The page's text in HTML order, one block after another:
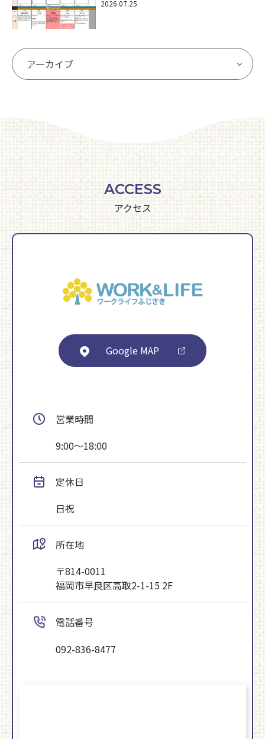
2026.07.25
ACCESS
アクセス
Google MAP
営業時間
9:00～18:00
定休日
日祝
所在地
〒814-0011
福岡市早良区高取2-1-15 2F
電話番号
092-836-8477